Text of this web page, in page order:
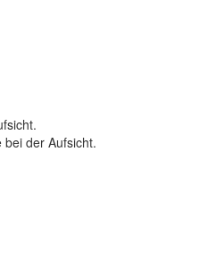
der Aufsicht.